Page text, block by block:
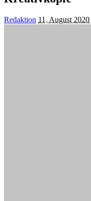
Posted
Redaktion 11. August 2020